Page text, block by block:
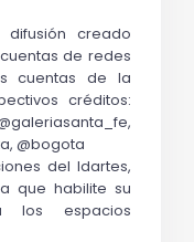
creado
de redes
cuentas de la
créditos:
@bogota
del Idartes,
que habilite su
los espacios